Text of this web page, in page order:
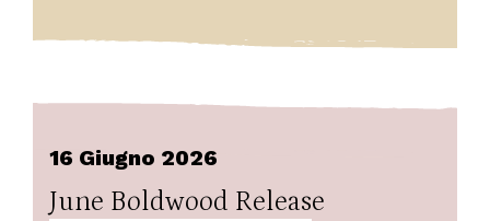
16 Giugno 2026
June Boldwood Release